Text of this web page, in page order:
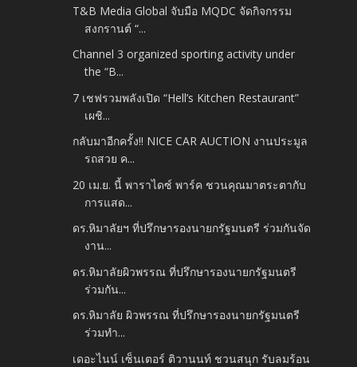
T&B Media Global จับมือ MQDC จัดกิจกรรม
สงกรานต์ “...
Channel 3 organized sporting activity under
the “B...
7 เชฟรวมพลังเปิด “Hell’s Kitchen Restaurant”
เผชิ...
กลับมาอีกครั้ง!! NICE CAR AUCTION งานประมูล
รถสวย ค...
20 เม.ย. นี้ พาราไดซ์ พาร์ค ชวนคุณมาตระตากับ
การแสด...
ดร.หิมาลัยฯ ที่ปรึกษารองนายกรัฐมนตรี ร่วมกันจัด
งาน...
ดร.หิมาลัยผิวพรรณ ที่ปรึกษารองนายกรัฐมนตรี
ร่วมกัน...
ดร.หิมาลัย ผิวพรรณ ที่ปรึกษารองนายกรัฐมนตรี
ร่วมทำ...
เดอะไนน์ เซ็นเตอร์ ติวานนท์ ชวนสนุก รับลมร้อน